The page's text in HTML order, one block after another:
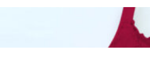
Mengintip Kepribadian
Wanita Dari Warna Bra